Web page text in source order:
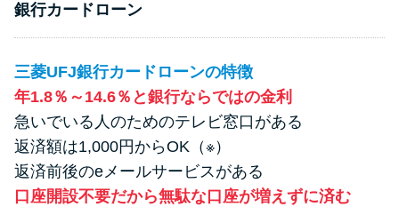
銀行カードローン
三菱UFJ銀行カードローンの特徴
年1.8％～14.6％と銀行ならではの金利
急いでいる人のためのテレビ窓口がある
返済額は1,000円からOK（※）
返済前後のeメールサービスがある
口座開設不要だから無駄な口座が増えずに済む